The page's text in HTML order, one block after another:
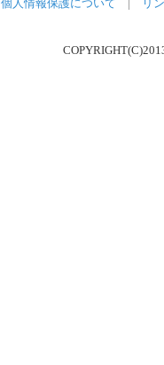
個人情報保護について リ